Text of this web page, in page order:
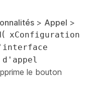
> Appel >
xConfiguration
le bouton